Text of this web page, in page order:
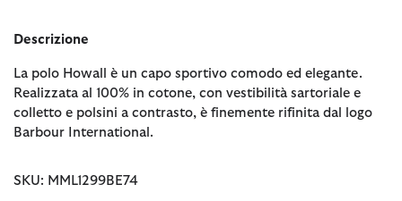
Descrizione
La polo Howall è un capo sportivo comodo ed elegante.
Realizzata al 100% in cotone, con vestibilità sartoriale e
colletto e polsini a contrasto, è finemente rifinita dal logo
Barbour International.
SKU: MML1299BE74